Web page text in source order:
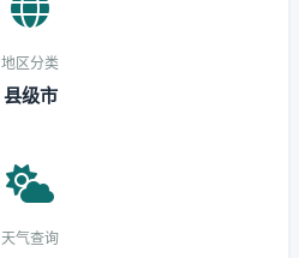
地区分类
县级市
天气查询